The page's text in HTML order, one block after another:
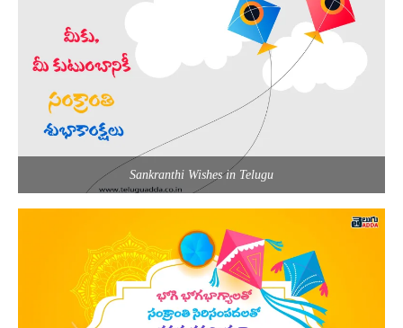
Sankranthi Wishes in Telugu